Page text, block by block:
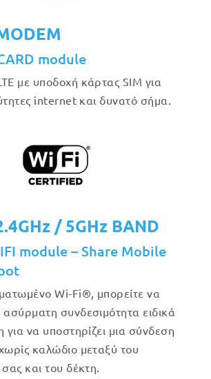
module
με υποδοχή κάρτας SIM για
internet και δυνατό σήμα.
/ 5GHz BAND
module – Share Mobile
Wi-Fi®, μπορείτε να
συνδεσιμότητα ειδικά
για να υποστηρίζει μια σύνδεση
καλώδιο μεταξύ του
και του δέκτη.